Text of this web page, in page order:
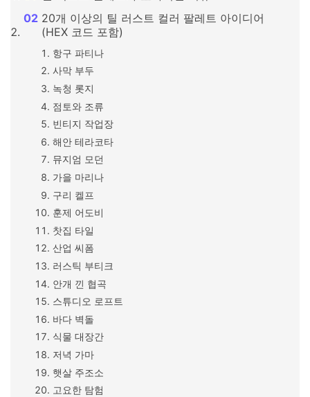
20개 이상의 틸 러스트 컬러 팔레트 아이디어
(HEX 코드 포함)
항구 파티나
사막 부두
녹청 롯지
점토와 조류
빈티지 작업장
해안 테라코타
뮤지엄 모던
가을 마리나
구리 켈프
훈제 어도비
찻집 타일
산업 씨폼
러스틱 부티크
안개 낀 협곡
스튜디오 로프트
바다 벽돌
식물 대장간
저녁 가마
햇살 주조소
고요한 탐험